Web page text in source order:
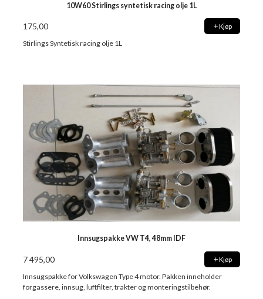
10W60 Stirlings syntetisk racing olje 1L
175,00 Kjøp
Stirlings Syntetisk racing olje 1L
Innsugspakke VW T4, 48mm IDF
7 495,00 Kjøp
Innsugspakke for Volkswagen Type 4 motor. Pakken inneholder
forgassere, innsug, luftfilter, trakter og monteringstilbehør.